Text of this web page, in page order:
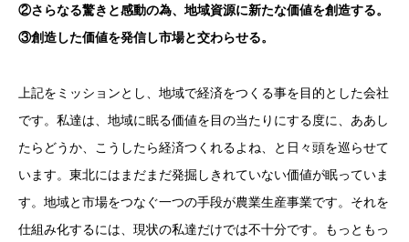
②さらなる驚きと感動の為、地域資源に新たな価値を創造する。
③創造した価値を発信し市場と交わらせる。
上記をミッションとし、地域で経済をつくる事を目的とした会社
です。私達は、地域に眠る価値を目の当たりにする度に、ああし
たらどうか、こうしたら経済つくれるよね、と日々頭を巡らせて
います。東北にはまだまだ発掘しきれていない価値が眠っていま
す。地域と市場をつなぐ一つの手段が農業生産事業です。それを
仕組み化するには、現状の私達だけでは不十分です。もっともっ